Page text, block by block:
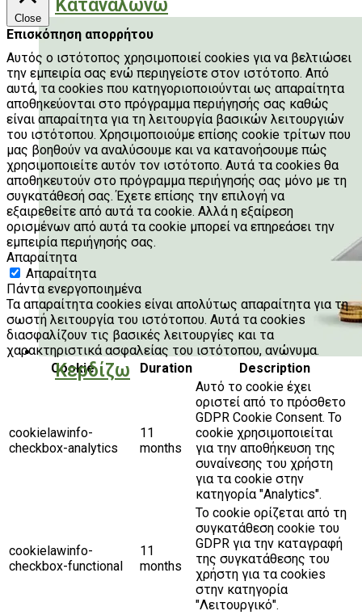
Καταναλώνω
Κερδίζω
Close
Επισκόπηση απορρήτου
Αυτός ο ιστότοπος χρησιμοποιεί cookies για να βελτιώσει
την εμπειρία σας ενώ περιηγείστε στον ιστότοπο. Από
αυτά, τα cookies που κατηγοριοποιούνται ως απαραίτητα
αποθηκεύονται στο πρόγραμμα περιήγησής σας καθώς
είναι απαραίτητα για τη λειτουργία βασικών λειτουργιών
του ιστότοπου. Χρησιμοποιούμε επίσης cookie τρίτων που
μας βοηθούν να αναλύσουμε και να κατανοήσουμε πώς
χρησιμοποιείτε αυτόν τον ιστότοπο. Αυτά τα cookies θα
αποθηκευτούν στο πρόγραμμα περιήγησής σας μόνο με τη
συγκατάθεσή σας. Έχετε επίσης την επιλογή να
εξαιρεθείτε από αυτά τα cookie. Αλλά η εξαίρεση
ορισμένων από αυτά τα cookie μπορεί να επηρεάσει την
εμπειρία περιήγησής σας.
Απαραίτητα
Απαραίτητα
Πάντα ενεργοποιημένα
Τα απαραίτητα cookies είναι απολύτως απαραίτητα για τη
σωστή λειτουργία του ιστότοπου. Αυτά τα cookies
διασφαλίζουν τις βασικές λειτουργίες και τα
χαρακτηριστικά ασφαλείας του ιστότοπου, ανώνυμα.
Cookie
Duration Description
cookielawinfo-
checkbox-analytics
11
months
Αυτό το cookie έχει
οριστεί από το πρόσθετο
GDPR Cookie Consent. Το
cookie χρησιμοποιείται
για την αποθήκευση της
συναίνεσης του χρήστη
για τα cookie στην
κατηγορία "Analytics".
cookielawinfo-
checkbox-functional
11
months
Το cookie ορίζεται από τη
συγκατάθεση cookie του
GDPR για την καταγραφή
της συγκατάθεσης του
χρήστη για τα cookies
στην κατηγορία
"Λειτουργικό".